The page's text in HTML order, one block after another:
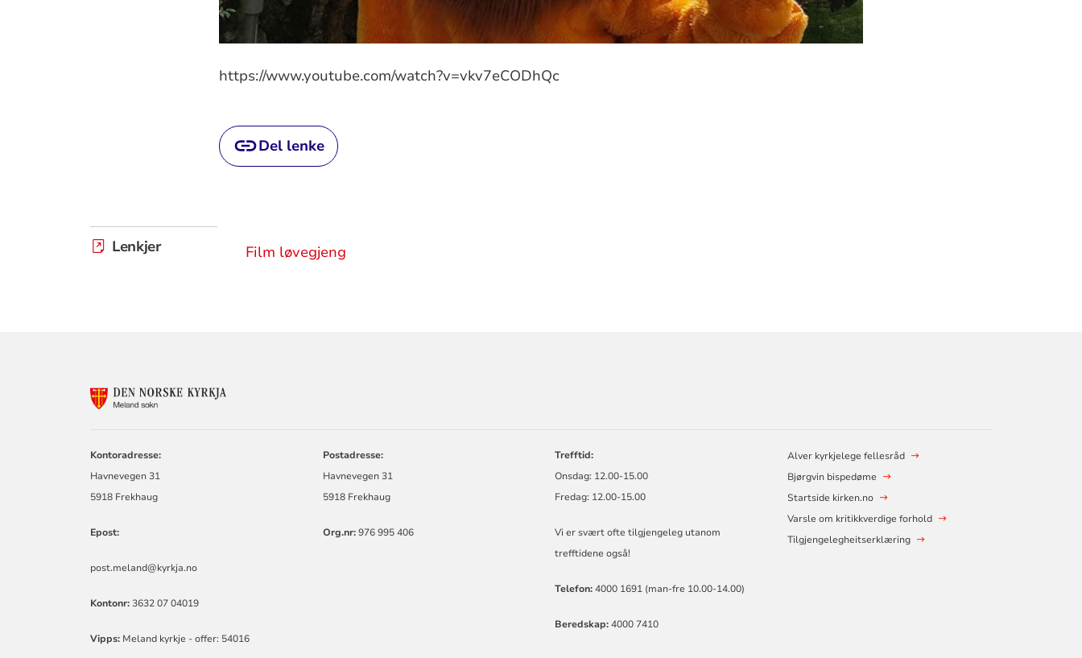
https://www.youtube.com/watch?v=vkv7eCODhQc
Del lenke
Lenkjer Film løvegjeng
Kontoradresse:
Havnevegen 31
5918 Frekhaug
Epost:
post.meland@kyrkja.no
Kontonr: 3632 07 04019
Vipps: Meland kyrkje - offer: 54016
Postadresse:
Havnevegen 31
5918 Frekhaug
Org.nr:976 995 406
Trefftid:
Onsdag: 12.00-15.00
Fredag: 12.00-15.00
Vi er svært ofte tilgjengeleg utanom
trefftidene også!
Telefon:4000 1691 (man-fre 10.00-14.00)
Beredskap:4000 7410
Alver kyrkjelege fellesråd
Bjørgvin bispedøme
Startside kirken.no
Varsle om kritikkverdige forhold
Tilgjengelegheitserklæring